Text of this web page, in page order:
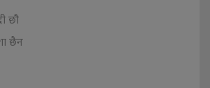
छौ
छैन